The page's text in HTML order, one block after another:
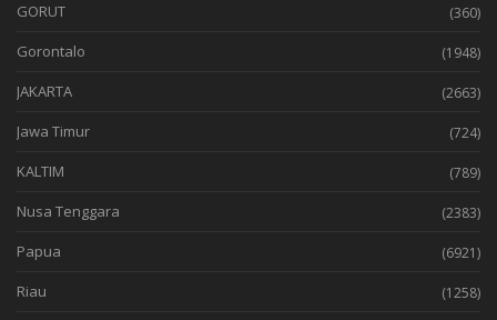
GORUT (360)
Gorontalo (1948)
JAKARTA (2663)
Jawa Timur (724)
KALTIM (789)
Nusa Tenggara (2383)
Papua (6921)
Riau (1258)